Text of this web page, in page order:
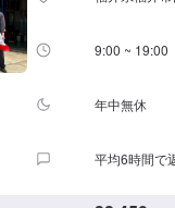
9:00 ~ 19:00
年中無休
平均6時間で